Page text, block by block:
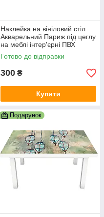
Наклейка на вініловий стіл
Акварельний Париж під цеглу
на меблі інтер'єрні ПВХ
плівка білий 600х1200 мм
Готово до відправки
300 ₴
Купити
Подарунок